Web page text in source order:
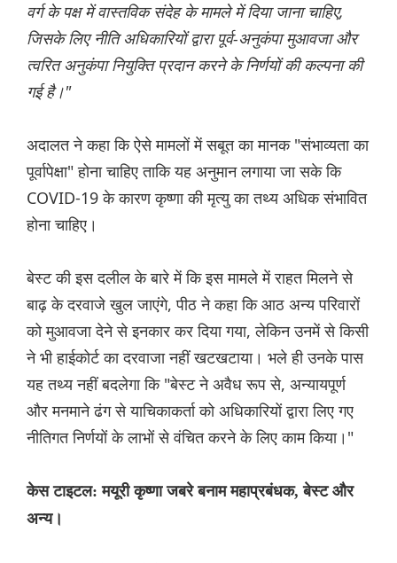
वर्ग के पक्ष में वास्तविक संदेह के मामले में दिया जाना चाहिए,
जिसके लिए नीति अधिकारियों द्वारा पूर्व-अनुकंपा मुआवजा और
त्वरित अनुकंपा नियुक्ति प्रदान करने के निर्णयों की कल्पना की
गई है।"
अदालत ने कहा कि ऐसे मामलों में सबूत का मानक "संभाव्यता का
पूर्वापेक्षा" होना चाहिए ताकि यह अनुमान लगाया जा सके कि
COVID-19 के कारण कृष्णा की मृत्यु का तथ्य अधिक संभावित
होना चाहिए।
बेस्ट की इस दलील के बारे में कि इस मामले में राहत मिलने से
बाढ़ के दरवाजे खुल जाएंगे, पीठ ने कहा कि आठ अन्य परिवारों
को मुआवजा देने से इनकार कर दिया गया, लेकिन उनमें से किसी
ने भी हाईकोर्ट का दरवाजा नहीं खटखटाया। भले ही उनके पास
यह तथ्य नहीं बदलेगा कि "बेस्ट ने अवैध रूप से, अन्यायपूर्ण
और मनमाने ढंग से याचिकाकर्ता को अधिकारियों द्वारा लिए गए
नीतिगत निर्णयों के लाभों से वंचित करने के लिए काम किया।"
केस टाइटल: मयूरी कृष्णा जबरे बनाम महाप्रबंधक, बेस्ट और
अन्य।